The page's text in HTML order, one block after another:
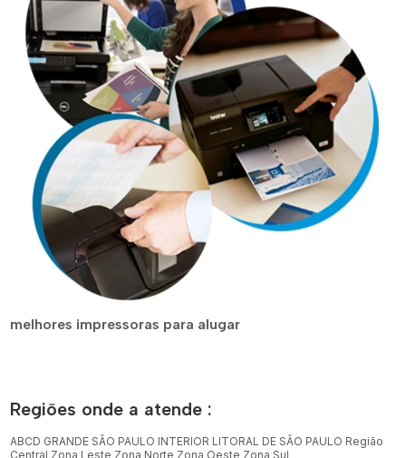
melhores impressoras para alugar
Regiões onde a atende :
ABCD GRANDE SÃO PAULO INTERIOR LITORAL DE SÃO PAULO Região
Central Zona Leste Zona Norte Zona Oeste Zona Sul